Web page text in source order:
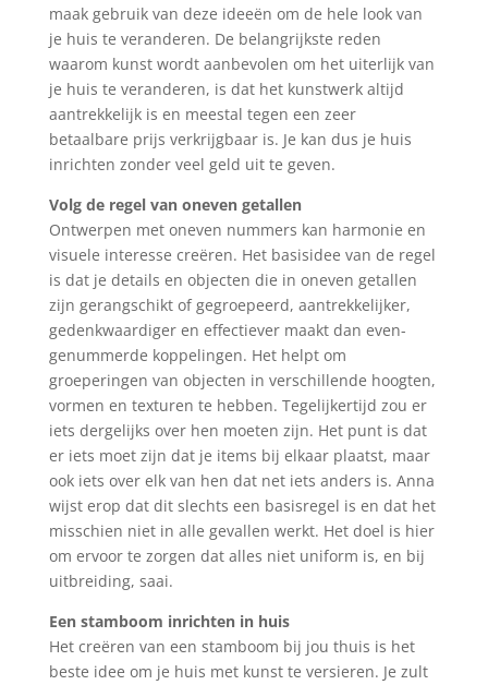
maak gebruik van deze ideeën om de hele look van
je huis te veranderen. De belangrijkste reden
waarom kunst wordt aanbevolen om het uiterlijk van
je huis te veranderen, is dat het kunstwerk altijd
aantrekkelijk is en meestal tegen een zeer
betaalbare prijs verkrijgbaar is. Je kan dus je huis
inrichten zonder veel geld uit te geven.
Volg de regel van oneven getallen
Ontwerpen met oneven nummers kan harmonie en
visuele interesse creëren. Het basisidee van de regel
is dat je details en objecten die in oneven getallen
zijn gerangschikt of gegroepeerd, aantrekkelijker,
gedenkwaardiger en effectiever maakt dan even-
genummerde koppelingen. Het helpt om
groeperingen van objecten in verschillende hoogten,
vormen en texturen te hebben. Tegelijkertijd zou er
iets dergelijks over hen moeten zijn. Het punt is dat
er iets moet zijn dat je items bij elkaar plaatst, maar
ook iets over elk van hen dat net iets anders is. Anna
wijst erop dat dit slechts een basisregel is en dat het
misschien niet in alle gevallen werkt. Het doel is hier
om ervoor te zorgen dat alles niet uniform is, en bij
uitbreiding, saai.
Een stamboom inrichten in huis
Het creëren van een stamboom bij jou thuis is het
beste idee om je huis met kunst te versieren. Je zult